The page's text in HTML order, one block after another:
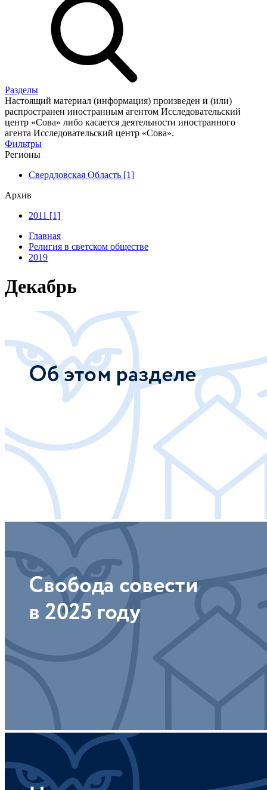
Разделы
Настоящий материал (информация) произведен и (или)
распространен иностранным агентом Исследовательский
центр «Сова» либо касается деятельности иностранного
агента Исследовательский центр «Сова».
Фильтры
Регионы
Свердловская Область [1]
Архив
2011 [1]
Главная
Религия в светском обществе
2019
Декабрь